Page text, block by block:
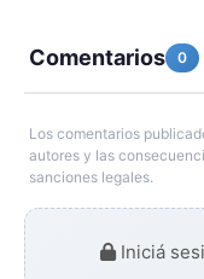
Comentarios 0
Los comentarios
autores y las
sanciones legales.
Iniciá